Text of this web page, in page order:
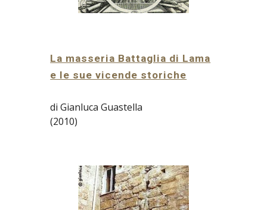
La masseria Battaglia di Lama
e le sue vicende storiche
di Gianluca Guastella
(2010)